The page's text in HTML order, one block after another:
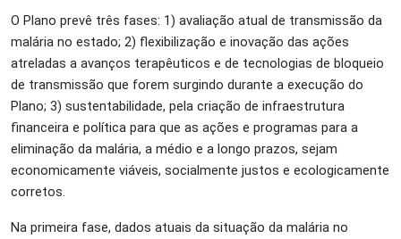
O Plano prevê três fases: 1) avaliação atual de transmissão da
malária no estado; 2) flexibilização e inovação das ações
atreladas a avanços terapêuticos e de tecnologias de bloqueio
de transmissão que forem surgindo durante a execução do
Plano; 3) sustentabilidade, pela criação de infraestrutura
financeira e política para que as ações e programas para a
eliminação da malária, a médio e a longo prazos, sejam
economicamente viáveis, socialmente justos e ecologicamente
corretos.
Na primeira fase, dados atuais da situação da malária no